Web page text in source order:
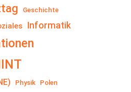
Geschichte
Informatik
Physik Polen